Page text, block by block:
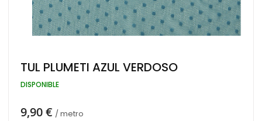
Saltar
al
comienzo
galería
TUL PLUMETI AZUL VERDOSO
DISPONIBLE
9,90 € / metro